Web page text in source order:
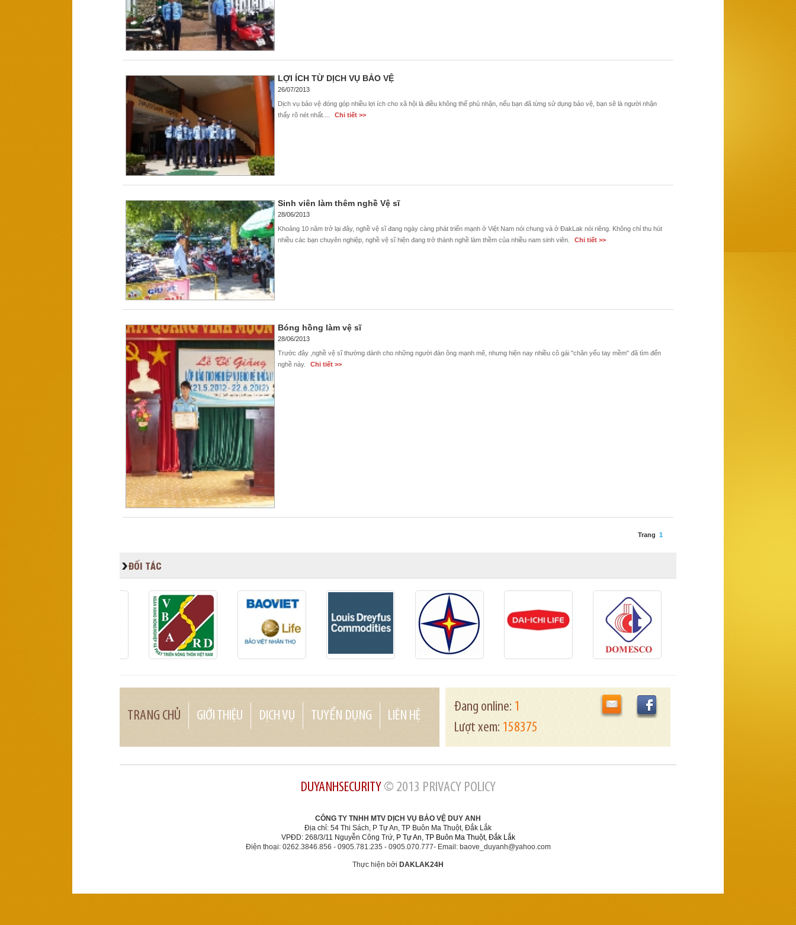
LỢI ÍCH TỪ DỊCH VỤ BẢO VỆ
26/07/2013
Dịch vụ bảo vệ đóng góp nhiều lợi ích cho xã hội là điều không thể phủ nhận, nếu bạn đã từng sử dụng bảo vệ, bạn sẽ là người nhận
thấy rõ nét nhất....
Chi tiết >>
Sinh viên làm thêm nghề Vệ sĩ
28/06/2013
Khoảng 10 năm trở lại đây, nghề vệ sĩ đang ngày càng phát triển mạnh ở Việt Nam nói chung và ở ĐakLak nói riêng. Không chỉ thu hút
nhiều các bạn chuyên nghiệp, nghề vệ sĩ hiện đang trở thành nghề làm thềm của nhiều nam sinh viên.
Chi tiết >>
Bóng hồng làm vệ sĩ
28/06/2013
Trước đây ,nghề vệ sĩ thường dành cho những người đàn ông mạnh mẽ, nhưng hiện nay nhiều cô gái "chân yếu tay mềm" đã tìm đến
nghề này.
Chi tiết >>
Trang 1
ĐỐI TÁC
TRANG CHỦ GIỚI THIỆU DỊCH VỤ TUYỂN DỤNG LIÊN HỆ
Đang online: 1
Lượt xem: 158375
DUYANHSECURITY © 2013 PRIVACY POLICY
CÔNG TY TNHH MTV DỊCH VỤ BẢO VỆ DUY ANH
Địa chỉ: 54 Thi Sách, P Tự An, TP Buôn Ma Thuột, Đắk Lắk
VPĐD: 268/3/11 Nguyễn Công Trứ, P Tự An, TP Buôn Ma Thuột, Đắk Lắk
Điện thoại: 0262.3846.856 - 0905.781.235 - 0905.070.777- Email: baove_duyanh@yahoo.com
Thực hiện bởi DAKLAK24H